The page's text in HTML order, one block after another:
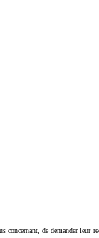
de demander leur